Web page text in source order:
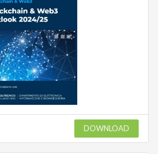
DOWNLOAD